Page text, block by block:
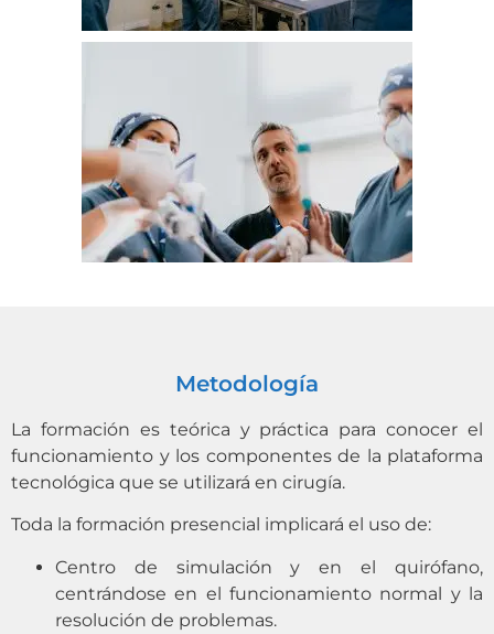
Metodología
La formación es teórica y práctica para conocer el
funcionamiento y los componentes de la plataforma
tecnológica que se utilizará en cirugía.
Toda la formación presencial implicará el uso de:
Centro de simulación y en el quirófano,
centrándose en el funcionamiento normal y la
resolución de problemas.